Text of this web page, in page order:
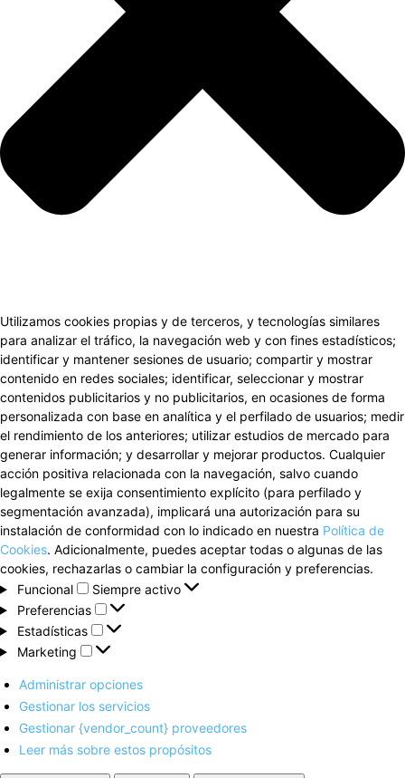
Utilizamos cookies propias y de terceros, y tecnologías similares
para analizar el tráfico, la navegación web y con fines estadísticos;
identificar y mantener sesiones de usuario; compartir y mostrar
contenido en redes sociales; identificar, seleccionar y mostrar
contenidos publicitarios y no publicitarios, en ocasiones de forma
personalizada con base en analítica y el perfilado de usuarios; medir
el rendimiento de los anteriores; utilizar estudios de mercado para
generar información; y desarrollar y mejorar productos. Cualquier
acción positiva relacionada con la navegación, salvo cuando
legalmente se exija consentimiento explícito (para perfilado y
segmentación avanzada), implicará una autorización para su
instalación de conformidad con lo indicado en nuestra Política de
Cookies. Adicionalmente, puedes aceptar todas o algunas de las
cookies, rechazarlas o cambiar la configuración y preferencias.
Funcional
Funcional
Siempre activo
Preferencias
Preferencias
Estadísticas
Estadísticas
Marketing
Marketing
Administrar opciones
Gestionar los servicios
Gestionar {vendor_count} proveedores
Leer más sobre estos propósitos